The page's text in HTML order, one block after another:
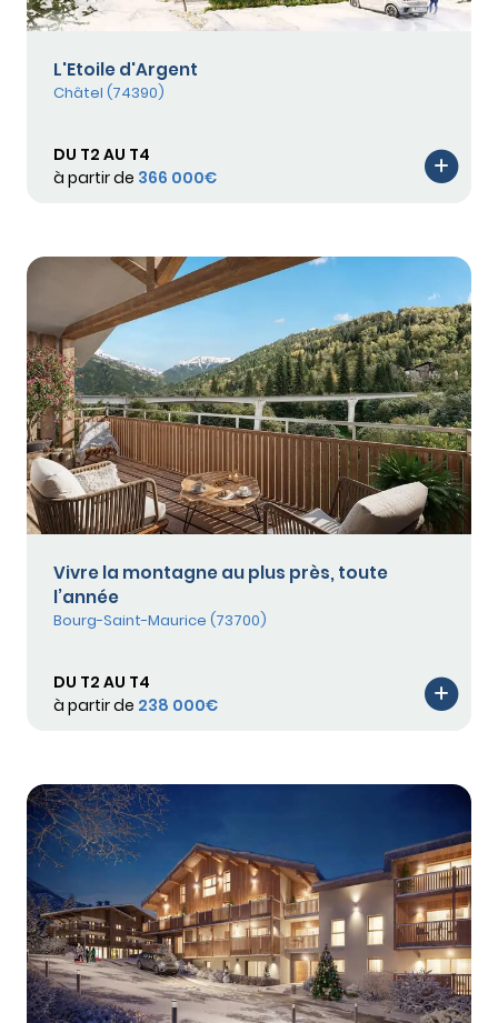
L'Etoile d'Argent
Châtel (74390)
DU T2 AU T4
à partir de 366 000€
Vivre la montagne au plus près, toute
l’année
Bourg-Saint-Maurice (73700)
DU T2 AU T4
à partir de 238 000€